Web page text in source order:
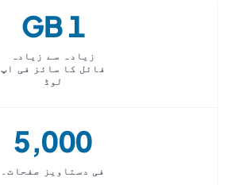
1 GB
زیادہ سے زیادہ
فائل کا سائز فی اپ
لوڈ
5,000
فی دستاویز صفحات۔